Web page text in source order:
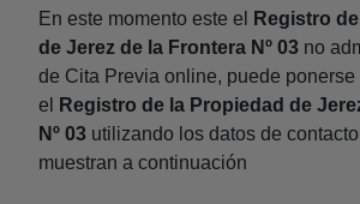
En este momento este el
Registro
de Jerez de la Frontera Nº 03 no
de Cita Previa online, puede ponerse
el
Registro de la Propiedad de
Nº 03 utilizando los datos de
muestran a continuación